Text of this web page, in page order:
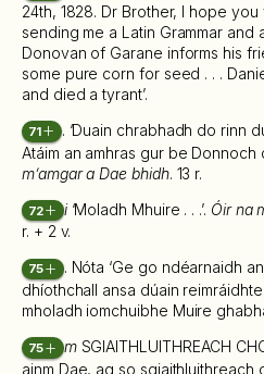
24th, 1828. Dr Brother, I hope
sending me a Latin Grammar and a
Donovan of Garane informs his
some pure corn for seed . . .
and died a tyrant’.
71
. ‘Duain chrabhadh do rinn
Atáim an amhras gur be Donnoch
m’amgar a Dae bhidh. 13 r.
72 i‘Moladh Mhuire . . .’. Óir na
r. + 2 v.
75
. Nóta ‘Ge go ndéarnaidh
dhíothchall ansa dúain
mholadh iomchuibhe Muire
75 mSGIAITHLUITHREACH
ainm Dae, ag so sgiaithluithreach